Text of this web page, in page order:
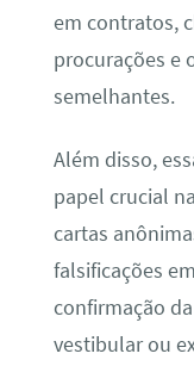
em contratos,
procurações e
semelhantes.
Além disso,
papel crucial
cartas
falsificações
confirmação
vestibular ou